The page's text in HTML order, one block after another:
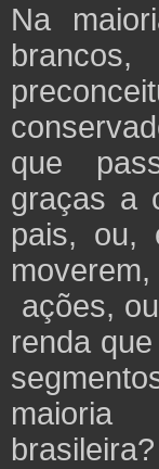
Na
que
graças a
pais, ou,
ações,
renda